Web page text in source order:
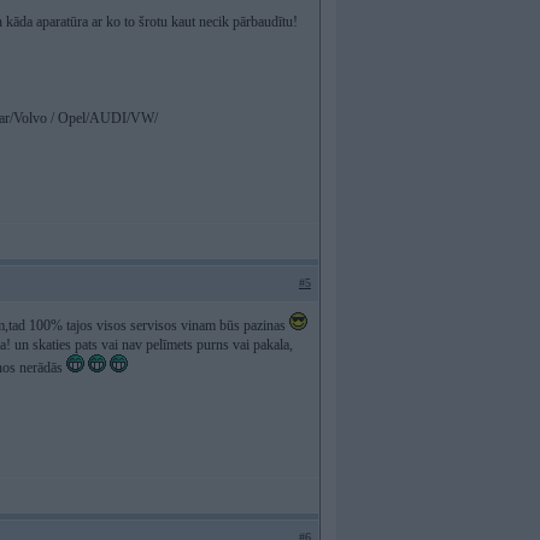
aparatūra ar ko to šrotu kaut necik pārbaudītu!
Volvo / Opel/AUDI/VW/
#5
100% tajos visos servisos vinam būs pazinas
un skaties pats vai nav pelīmets purns vai pakala,
nerādās
#6